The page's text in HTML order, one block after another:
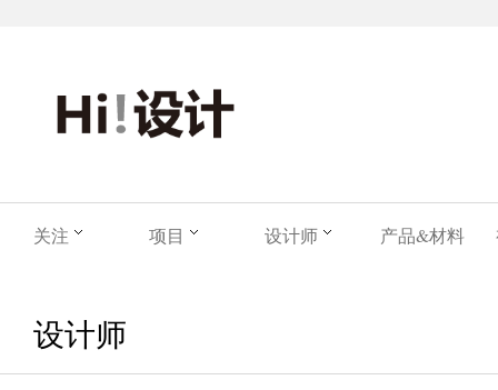
关注 项目 设计师 产品&材料
设计师